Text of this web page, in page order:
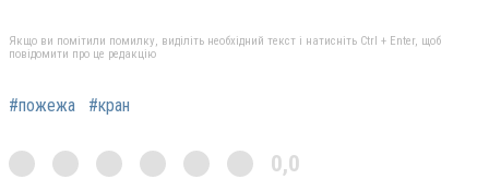
Якщо ви помітили помилку, виділіть необхідний текст і натисніть Ctrl + Enter, щоб
повідомити про це редакцію
#пожежа #кран
0,0